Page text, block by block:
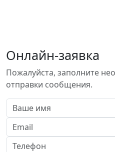
Онлайн-заявка
Пожалуйста, заполните
отправки сообщения.